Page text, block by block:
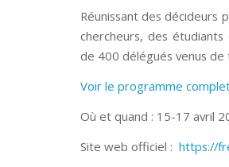
Réunissant des décideurs
chercheurs, des
de 400 délégués venus
Voir le programme
Où et quand : 15-17 avril
Site web officiel : https://